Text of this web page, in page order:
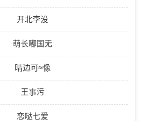
开北李没
萌长嘟国无
晴边可≈像
王事污
恋哒七爱